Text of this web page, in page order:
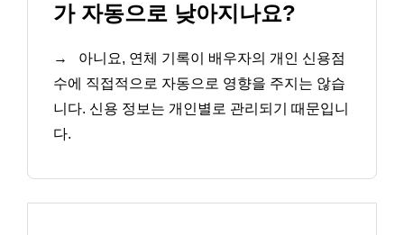
가 자동으로 낮아지나요?
→
아니요, 연체 기록이 배우자의 개인 신용점
수에 직접적으로 자동으로 영향을 주지는 않습
니다. 신용 정보는 개인별로 관리되기 때문입니
다.